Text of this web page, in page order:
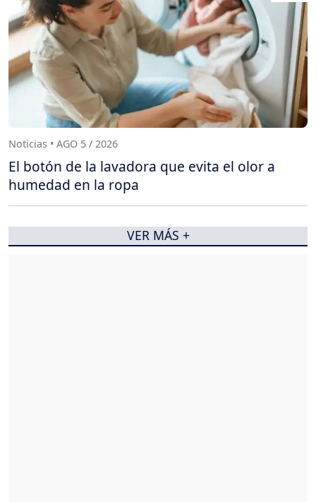
Noticias • AGO 5 / 2026
El botón de la lavadora que evita el olor a
humedad en la ropa
VER MÁS +